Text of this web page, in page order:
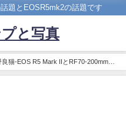
題とEOSR5mk2の話題です
と写真
猫-EOS R5 Mark IIとRF70-200mm